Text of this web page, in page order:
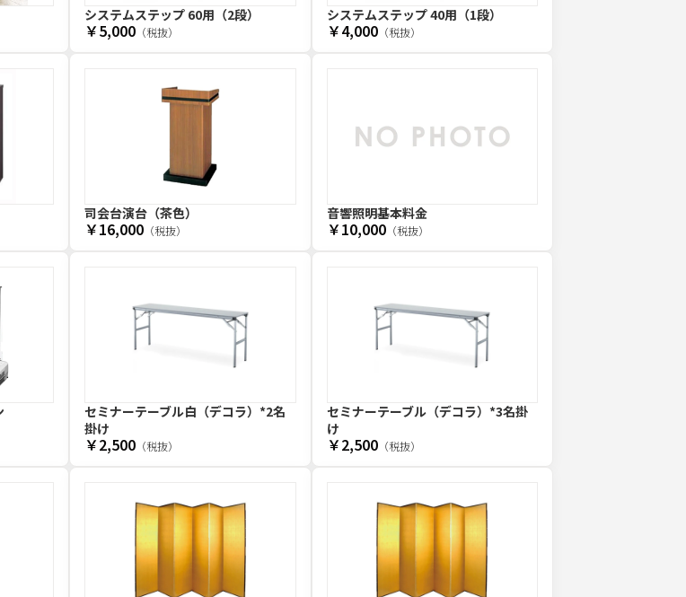
システムステップ 60用（2段）
￥5,000 （税抜）
システムステップ 40用（1段）
￥4,000（税抜）
司会台演台（茶色）
￥16,000 （税抜）
音響照明基本料金
￥10,000（税抜）
セミナーテーブル白（デコラ）*2名
掛け
￥2,500 （税抜）
セミナーテーブル（デコラ）*3名掛
け
￥2,500（税抜）